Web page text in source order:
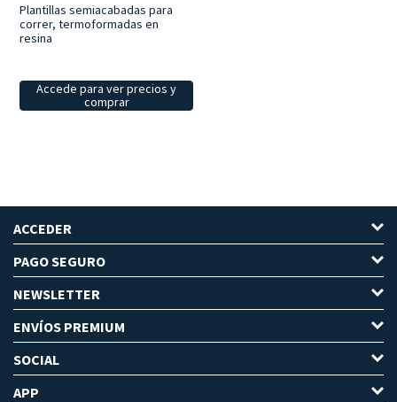
Plantillas semiacabadas para
correr, termoformadas en
resina
Accede para ver precios y
comprar
ACCEDER
PAGO SEGURO
NEWSLETTER
ENVÍOS PREMIUM
SOCIAL
APP